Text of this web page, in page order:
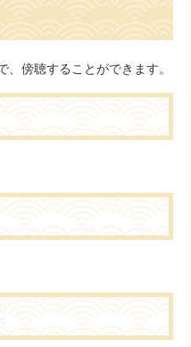
傍聴することができます。